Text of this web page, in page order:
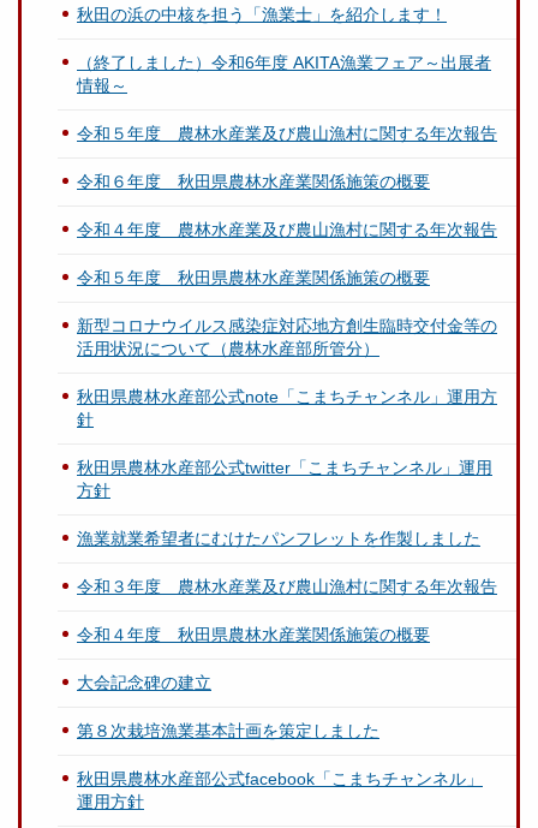
秋田の浜の中核を担う「漁業士」を紹介します！
（終了しました）令和6年度 AKITA漁業フェア～出展者
情報～
令和５年度 農林水産業及び農山漁村に関する年次報告
令和６年度 秋田県農林水産業関係施策の概要
令和４年度 農林水産業及び農山漁村に関する年次報告
令和５年度 秋田県農林水産業関係施策の概要
新型コロナウイルス感染症対応地方創生臨時交付金等の
活用状況について（農林水産部所管分）
秋田県農林水産部公式note「こまちチャンネル」運用方
針
秋田県農林水産部公式twitter「こまちチャンネル」運用
方針
漁業就業希望者にむけたパンフレットを作製しました
令和３年度 農林水産業及び農山漁村に関する年次報告
令和４年度 秋田県農林水産業関係施策の概要
大会記念碑の建立
第８次栽培漁業基本計画を策定しました
秋田県農林水産部公式facebook「こまちチャンネル」
運用方針